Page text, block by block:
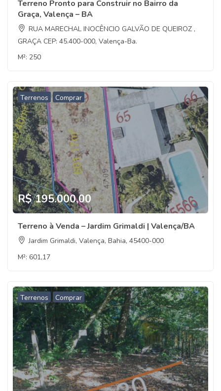
Terreno Pronto para Construir no Bairro da
Graça, Valença – BA
RUA MARECHAL INOCÊNCIO GALVÃO DE QUEIROZ ,
GRAÇA CEP: 45.400-000, Valença-Ba.
M²: 250
Terrenos Comprar
R$ 195.000,00
Terreno à Venda – Jardim Grimaldi | Valença/BA
Jardim Grimaldi, Valença, Bahia, 45400-000
M²: 601,17
Terrenos Comprar